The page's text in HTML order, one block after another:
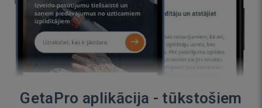
GetaPro aplikācija - tūkstošiem